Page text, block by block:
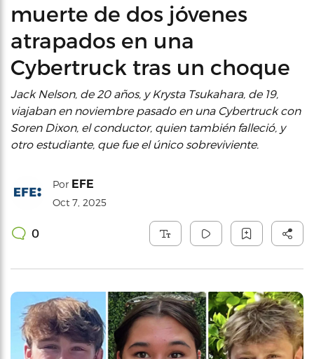
muerte de dos jóvenes
atrapados en una
Cybertruck tras un choque
Jack Nelson, de 20 años, y Krysta Tsukahara, de 19,
viajaban en noviembre pasado en una Cybertruck con
Soren Dixon, el conductor, quien también falleció, y
otro estudiante, que fue el único sobreviviente.
Por EFE
Oct 7, 2025
0